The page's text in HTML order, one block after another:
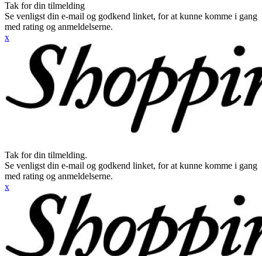
Tak for din tilmelding
Se venligst din e-mail og godkend linket, for at kunne komme i gang
med rating og anmeldelserne.
x
Tak for din tilmelding.
Se venligst din e-mail og godkend linket, for at kunne komme i gang
med rating og anmeldelserne.
x